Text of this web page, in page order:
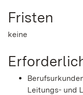
Fristen
keine
Leitungs- und